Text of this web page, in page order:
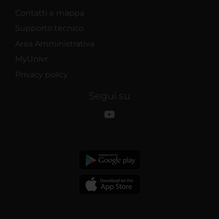
Contatti e mappa
Supporto tecnico
Area Amministrativa
MyUnivr
Privacy policy
Segui su